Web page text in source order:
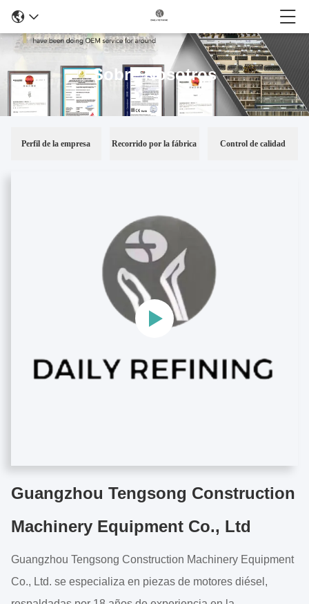
Sobre Nosotros
Perfil de la empresa Recorrido por la fábrica Control de calidad
Guangzhou Tengsong Construction
Machinery Equipment Co., Ltd
Guangzhou Tengsong Construction Machinery Equipment
Co., Ltd. se especializa en piezas de motores diésel,